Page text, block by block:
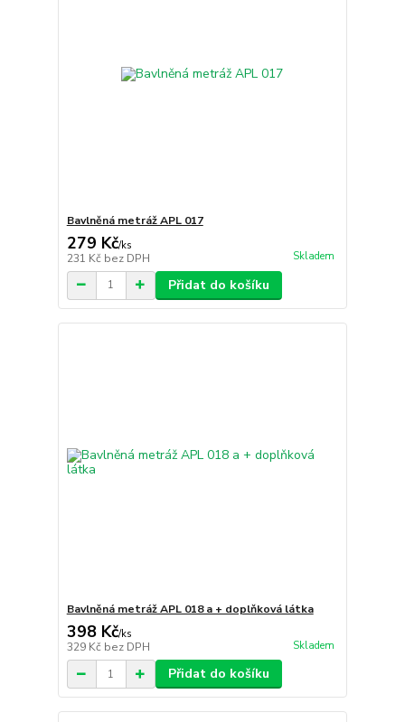
Bavlněná metráž APL 017
279 Kč/ks
231 Kč bez DPH Skladem
Přidat do košíku
Bavlněná metráž APL 018 a + doplňková látka
398 Kč/ks
329 Kč bez DPH Skladem
Přidat do košíku